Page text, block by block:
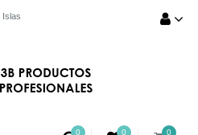
Islas
0 0 0